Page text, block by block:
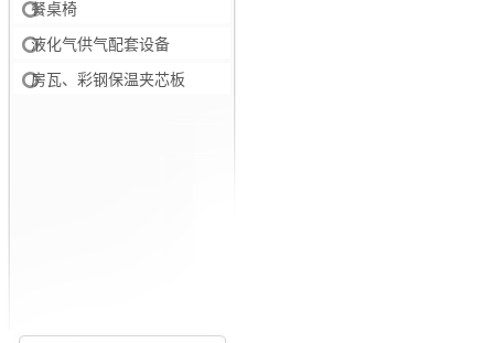
餐桌椅
液化气供气配套设备
房瓦、彩钢保温夹芯板